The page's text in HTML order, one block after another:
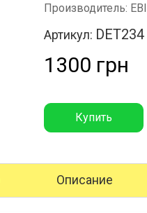
Производитель:
Артикул: DET234
1300 грн
Купить
Описание